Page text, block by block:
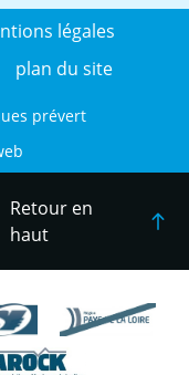
légales
plan du site
prévert
Retour en
haut